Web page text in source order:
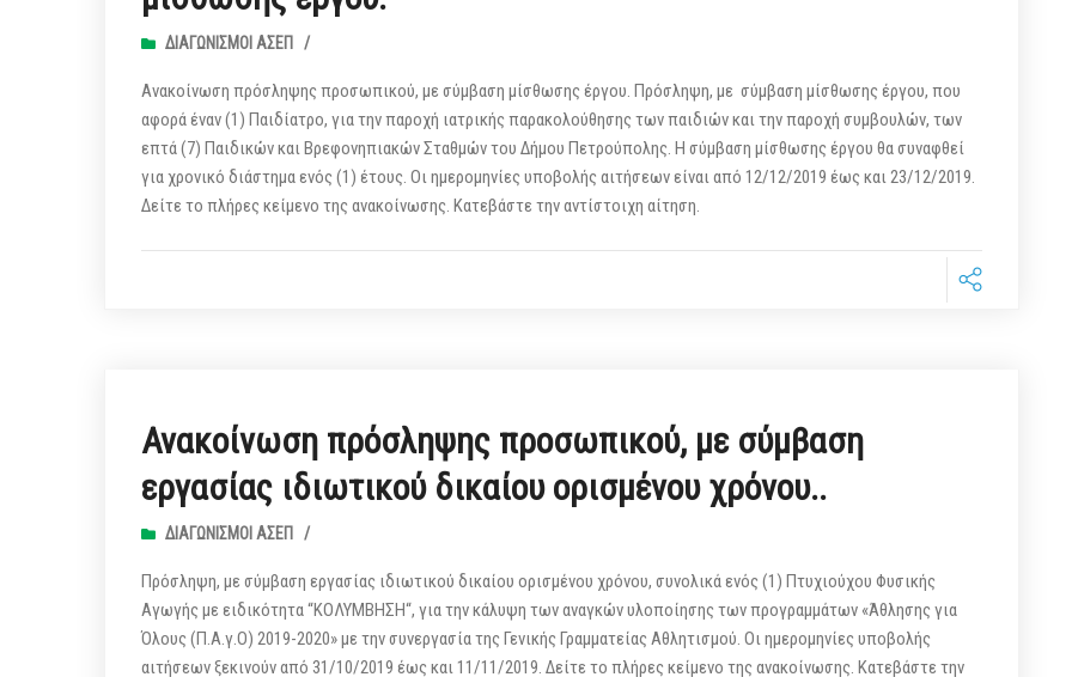
ΔΙΑΓΩΝΙΣΜΟΊ ΑΣΕΠ /
Ανακοίνωση πρόσληψης προσωπικού, με σύμβαση μίσθωσης έργου. Πρόσληψη, με σύμβαση μίσθωσης έργου, που
αφορά έναν (1) Παιδίατρο, για την παροχή ιατρικής παρακολούθησης των παιδιών και την παροχή συμβουλών, των
επτά (7) Παιδικών και Βρεφονηπιακών Σταθμών του Δήμου Πετρούπολης. Η σύμβαση μίσθωσης έργου θα συναφθεί
για χρονικό διάστημα ενός (1) έτους. Οι ημερομηνίες υποβολής αιτήσεων είναι από 12/12/2019 έως και 23/12/2019.
Δείτε το πλήρες κείμενο της ανακοίνωσης. Κατεβάστε την αντίστοιχη αίτηση.
Ανακοίνωση πρόσληψης προσωπικού, με σύμβαση
εργασίας ιδιωτικού δικαίου ορισμένου χρόνου..
ΔΙΑΓΩΝΙΣΜΟΊ ΑΣΕΠ /
Πρόσληψη, με σύμβαση εργασίας ιδιωτικού δικαίου ορισμένου χρόνου, συνολικά ενός (1) Πτυχιούχου Φυσικής
Αγωγής με ειδικότητα “ΚΟΛΥΜΒΗΣΗ“, για την κάλυψη των αναγκών υλοποίησης των προγραμμάτων «Άθλησης για
Όλους (Π.Α.γ.Ο) 2019-2020» με την συνεργασία της Γενικής Γραμματείας Αθλητισμού. Οι ημερομηνίες υποβολής
αιτήσεων ξεκινούν από 31/10/2019 έως και 11/11/2019. Δείτε το πλήρες κείμενο της ανακοίνωσης. Κατεβάστε την